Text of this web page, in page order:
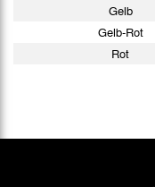
Gelb
Gelb-Rot
Rot